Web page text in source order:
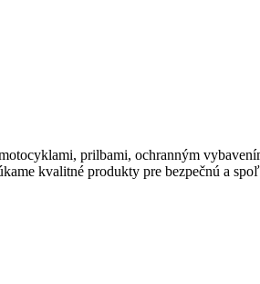
prilbami, ochranným
kvalitné produkty pre bezpečnú a